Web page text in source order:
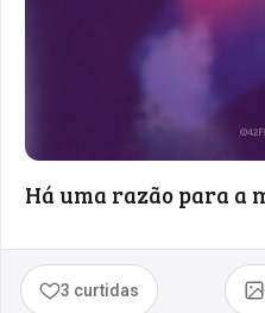
Há uma razão para a
3 curtidas